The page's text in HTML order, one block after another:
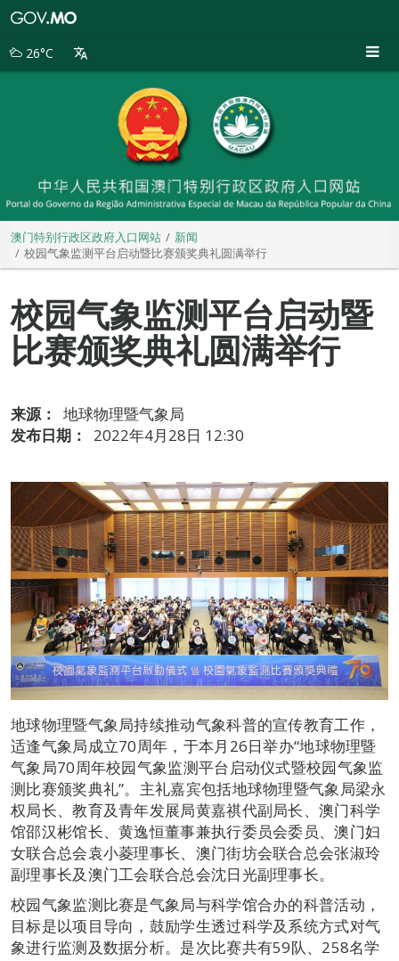
别
26°C
澳门特别行政区政府入口网站
新闻
校园气象监测平台启动暨比赛颁奖典礼圆满举行
校园气象监测平台启动暨
比赛颁奖典礼圆满举行
来源：
地球物理暨气象局
发布日期：
2022年4月28日 12:30
地球物理暨气象局持续推动气象科普的宣传教育工作，
适逢气象局成立70周年，于本月26日举办“地球物理暨
气象局70周年校园气象监测平台启动仪式暨校园气象监
测比赛颁奖典礼”。主礼嘉宾包括地球物理暨气象局梁永
权局长、教育及青年发展局黄嘉祺代副局长、澳门科学
馆邵汉彬馆长、黄逸恒董事兼执行委员会委员、澳门妇
女联合总会袁小菱理事长、澳门街坊会联合总会张淑玲
副理事长及澳门工会联合总会沈日光副理事长。
校园气象监测比赛是气象局与科学馆合办的科普活动，
目标是以项目导向，鼓励学生透过科学及系统方式对气
象进行监测及数据分析。是次比赛共有59队、258名学